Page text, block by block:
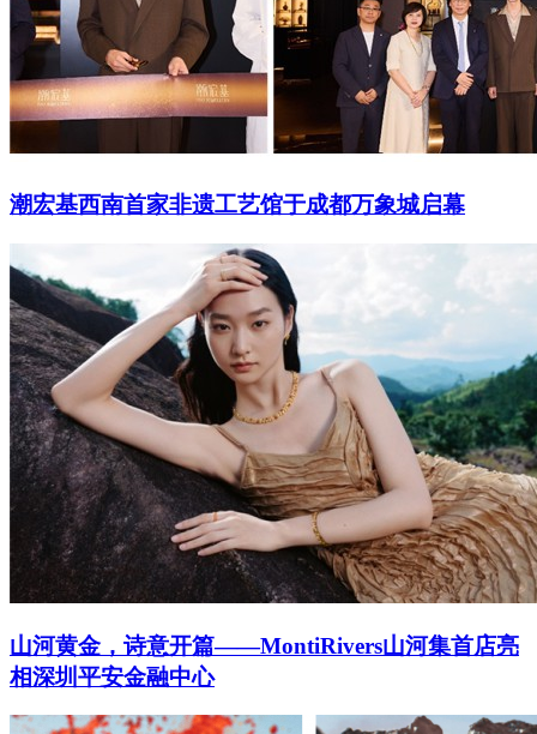
潮宏基西南首家非遗工艺馆于成都万象城启幕
山河黄金，诗意开篇——MontiRivers山河集首店亮
相深圳平安金融中心